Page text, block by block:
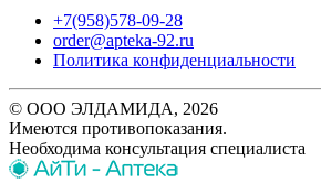
+7(958)578-09-28
order@apteka-92.ru
Политика конфиденциальности
© ООО ЭЛДАМИДА, 2026
Имеются противопоказания.
Необходима консультация специалиста